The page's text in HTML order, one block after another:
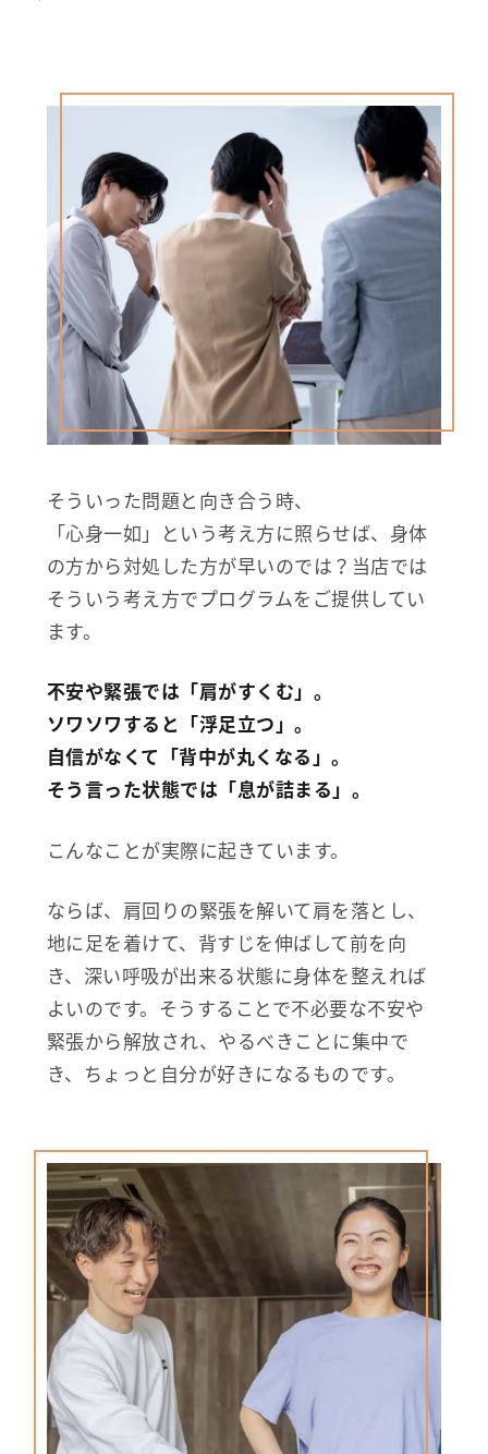
そういった問題と向き合う時、
「心身一如」という考え方に照らせば、身体
の方から対処した方が早いのでは？当店では
そういう考え方でプログラムをご提供してい
ます。
不安や緊張では「肩がすくむ」。
ソワソワすると「浮足立つ」。
自信がなくて「背中が丸くなる」。
そう言った状態では「息が詰まる」。
こんなことが実際に起きています。
ならば、肩回りの緊張を解いて肩を落とし、
地に足を着けて、背すじを伸ばして前を向
き、深い呼吸が出来る状態に身体を整えれば
よいのです。そうすることで不必要な不安や
緊張から解放され、やるべきことに集中で
き、ちょっと自分が好きになるものです。